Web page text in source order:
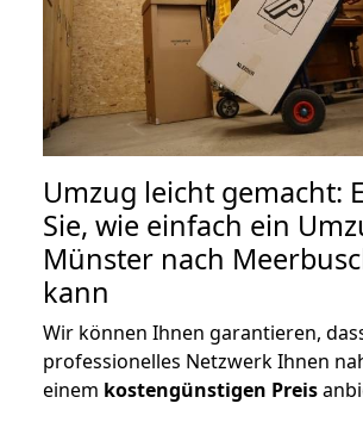
Umzug leicht gemacht:
Sie, wie einfach ein
Münster nach
kann
Wir können Ihnen garantieren,
professionelles Netzwerk Ihnen
einem kostengünstigen Preis